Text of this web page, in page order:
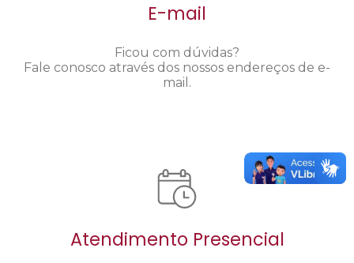
E-mail
Ficou com dúvidas?
Fale conosco através dos nossos endereços de e-
mail.
Atendimento Presencial